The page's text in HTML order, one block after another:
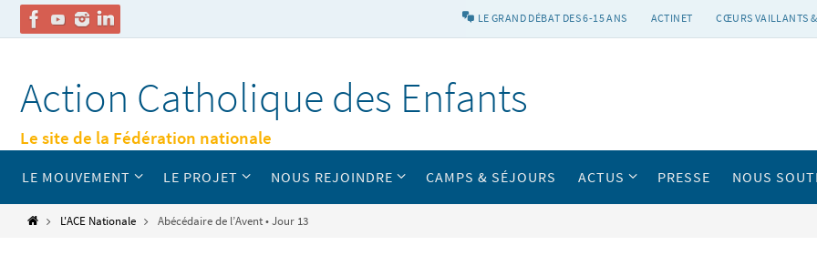
contenu
LE GRAND DÉBAT DES 6-15 ANS ACTINET CŒURS VAILLANTS
Action Catholique des Enfants
Le site de la Fédération nationale
contenu
LE MOUVEMENT LE PROJET NOUS REJOINDRE CAMPS & SÉJOURS ACTUS PRESSE NOUS
HomeL'ACE Nationale Abécédaire de l’Avent • Jour 13